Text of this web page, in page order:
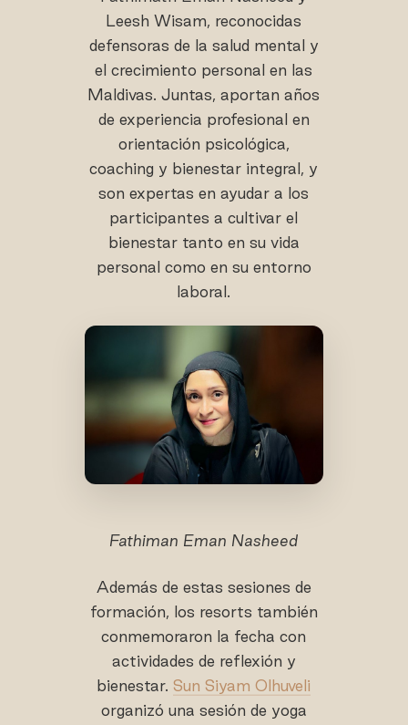
Leesh Wisam, reconocidas
defensoras de la salud mental y
el crecimiento personal en las
Maldivas. Juntas, aportan años
de experiencia profesional en
orientación psicológica,
coaching y bienestar integral, y
son expertas en ayudar a los
participantes a cultivar el
bienestar tanto en su vida
personal como en su entorno
laboral.
Fathiman Eman Nasheed
Además de estas sesiones de
formación, los resorts también
conmemoraron la fecha con
actividades de reflexión y
bienestar.Sun Siyam Olhuveli
organizó una sesión de yoga